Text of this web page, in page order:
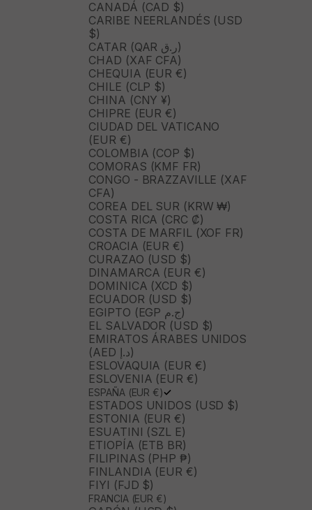
CANADÁ (CAD $)
CARIBE NEERLANDÉS (USD
$)
CATAR (QAR ر.ق)
CHAD (XAF CFA)
CHEQUIA (EUR €)
CHILE (CLP $)
CHINA (CNY ¥)
CHIPRE (EUR €)
CIUDAD DEL VATICANO
(EUR €)
COLOMBIA (COP $)
COMORAS (KMF FR)
CONGO - BRAZZAVILLE (XAF
CFA)
COREA DEL SUR (KRW ₩)
COSTA RICA (CRC ₡)
COSTA DE MARFIL (XOF FR)
CROACIA (EUR €)
CURAZAO (USD $)
DINAMARCA (EUR €)
DOMINICA (XCD $)
ECUADOR (USD $)
EGIPTO (EGP ج.م)
EL SALVADOR (USD $)
EMIRATOS ÁRABES UNIDOS
(AED د.إ)
ESLOVAQUIA (EUR €)
ESLOVENIA (EUR €)
ESPAÑA (EUR €)
ESTADOS UNIDOS (USD $)
ESTONIA (EUR €)
ESUATINI (SZL E)
ETIOPÍA (ETB BR)
FILIPINAS (PHP ₱)
FINLANDIA (EUR €)
FIYI (FJD $)
FRANCIA (EUR €)